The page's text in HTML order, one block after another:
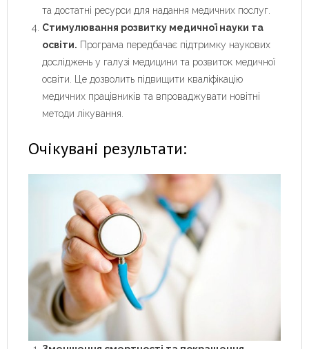
та достатні ресурси для надання медичних послуг.
Стимулювання розвитку медичної науки та
освіти. Програма передбачає підтримку наукових
досліджень у галузі медицини та розвиток медичної
освіти. Це дозволить підвищити кваліфікацію
медичних працівників та впроваджувати новітні
методи лікування.
Очікувані результати: